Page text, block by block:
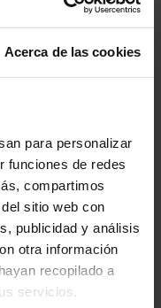
Acerca de las cookies
para personalizar
funciones de redes
compartimos
sitio web con
publicidad y análisis
otra información
recopilado a
servicios.
de esta